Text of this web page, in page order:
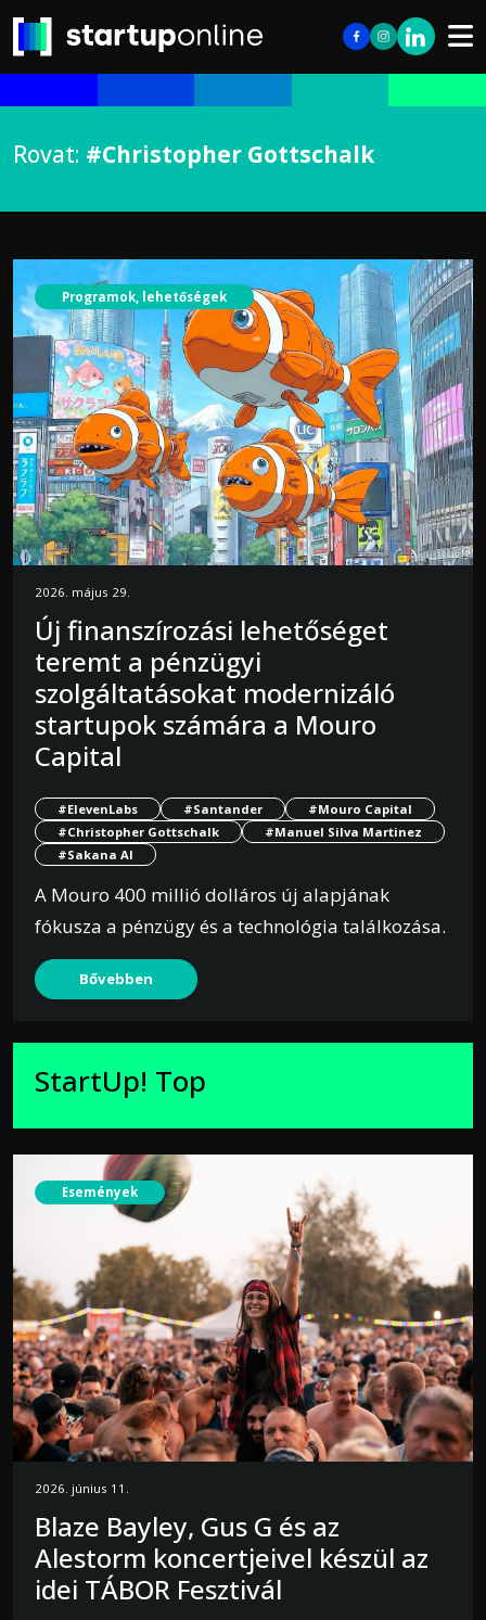
Rovat: #Christopher Gottschalk
Programok, lehetőségek
2026. május 29.
Új finanszírozási lehetőséget
teremt a pénzügyi
szolgáltatásokat modernizáló
startupok számára a Mouro
Capital
#ElevenLabs #Santander
#Mouro Capital
#Christopher Gottschalk
#Manuel Silva Martinez
#Sakana AI
A Mouro 400 millió dolláros új alapjának
fókusza a pénzügy és a technológia találkozása.
Bővebben
StartUp! Top
Események
2026. június 11.
Blaze Bayley, Gus G és az
Alestorm koncertjeivel készül az
idei TÁBOR Fesztivál